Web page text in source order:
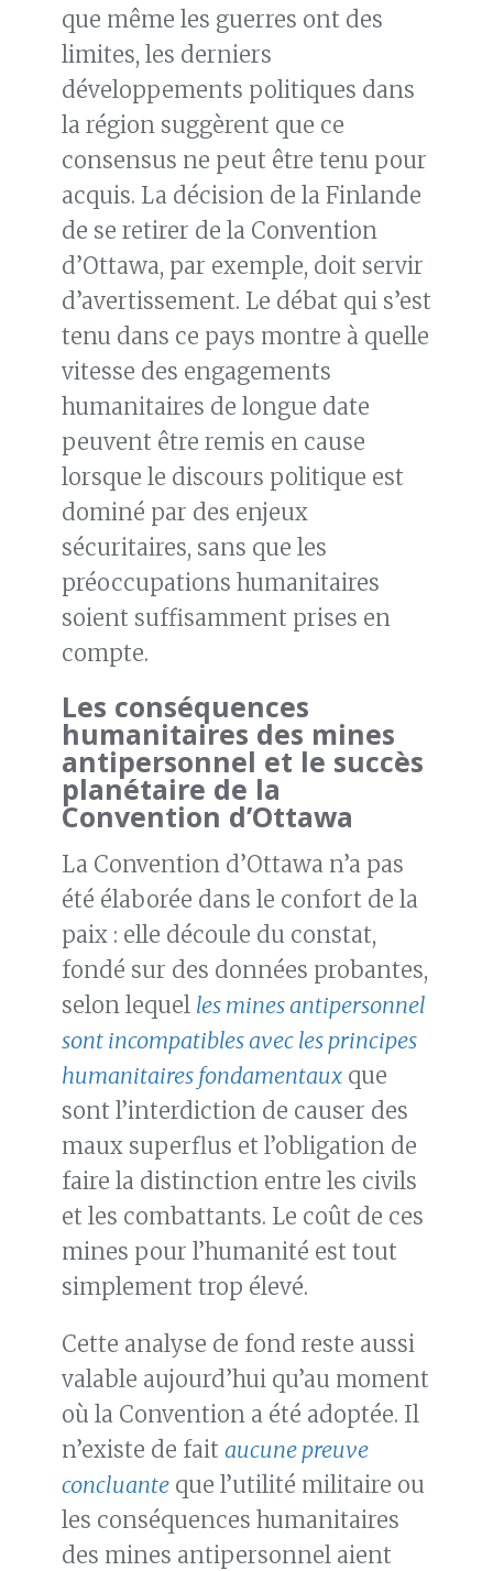
que même les guerres ont des
limites, les derniers
développements politiques dans
la région suggèrent que ce
consensus ne peut être tenu pour
acquis. La décision de la Finlande
de se retirer de la Convention
d’Ottawa, par exemple, doit servir
d’avertissement. Le débat qui s’est
tenu dans ce pays montre à quelle
vitesse des engagements
humanitaires de longue date
peuvent être remis en cause
lorsque le discours politique est
dominé par des enjeux
sécuritaires, sans que les
préoccupations humanitaires
soient suffisamment prises en
compte.
Les conséquences
humanitaires des mines
antipersonnel et le succès
planétaire de la
Convention d’Ottawa
La Convention d’Ottawa n’a pas
été élaborée dans le confort de la
paix : elle découle du constat,
fondé sur des données probantes,
selon lequel les mines antipersonnel
sont incompatibles avec les principes
humanitaires fondamentaux que
sont l’interdiction de causer des
maux superflus et l’obligation de
faire la distinction entre les civils
et les combattants. Le coût de ces
mines pour l’humanité est tout
simplement trop élevé.
Cette analyse de fond reste aussi
valable aujourd’hui qu’au moment
où la Convention a été adoptée. Il
n’existe de fait aucune preuve
concluante que l’utilité militaire ou
les conséquences humanitaires
des mines antipersonnel aient